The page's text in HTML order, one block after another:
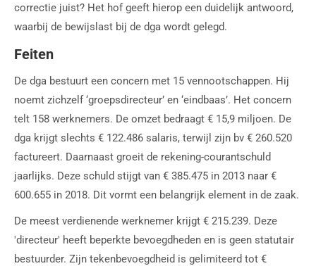
correctie juist? Het hof geeft hierop een duidelijk antwoord,
waarbij de bewijslast bij de dga wordt gelegd.
Feiten
De dga bestuurt een concern met 15 vennootschappen. Hij
noemt zichzelf ‘groepsdirecteur’ en ‘eindbaas’. Het concern
telt 158 werknemers. De omzet bedraagt € 15,9 miljoen. De
dga krijgt slechts € 122.486 salaris, terwijl zijn bv € 260.520
factureert. Daarnaast groeit de rekening-courantschuld
jaarlijks. Deze schuld stijgt van € 385.475 in 2013 naar €
600.655 in 2018. Dit vormt een belangrijk element in de zaak.
De meest verdienende werknemer krijgt € 215.239. Deze
'directeur' heeft beperkte bevoegdheden en is geen statutair
bestuurder. Zijn tekenbevoegdheid is gelimiteerd tot €